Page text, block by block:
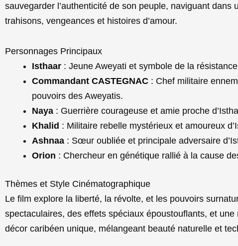
sauvegarder l’authenticité de son peuple, naviguant dans
trahisons, vengeances et histoires d’amour.
Personnages Principaux
Isthaar : Jeune Aweyati et symbole de la
Commandant CASTEGNAC : Chef militaire
pouvoirs des Aweyatis.
Naya : Guerrière courageuse et amie proche
Khalid : Militaire rebelle mystérieux et amoureux
Ashnaa : Sœur oubliée et principale adversaire
Orion : Chercheur en génétique rallié à la cause
Thèmes et Style Cinématographique
Le film explore la liberté, la révolte, et les pouvoirs
spectaculaires, des effets spéciaux époustouflants, et
décor caribéen unique, mélangeant beauté naturelle et